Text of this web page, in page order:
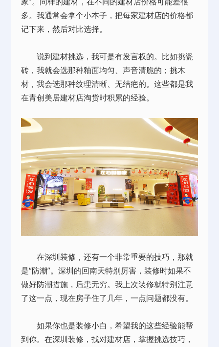
多。我通常会拿个小本子，把每家建材店的价格都
记下来，然后对比选择。
说到建材挑选，我可是有发言权的。比如挑瓷
砖，我就会选那种釉面均匀、声音清脆的；挑木
材，我会选那种纹理清晰、无结疤的。这些都是我
在青创美居建材店淘货时积累的经验。
在深圳装修，还有一个非常重要的技巧，那就
是“防潮”。深圳的回南天特别厉害，装修时如果不
做好防潮措施，后患无穷。我上次装修就特别注意
了这一点，现在房子住了几年，一点问题都没有。
如果你也是装修小白，希望我的这些经验能帮
到你。在深圳装修，找对建材店，掌握挑选技巧，